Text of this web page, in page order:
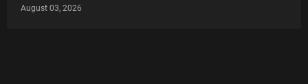
August 03, 2026